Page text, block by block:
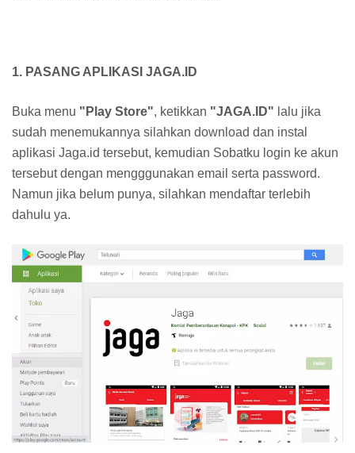
1. PASANG APLIKASI JAGA.ID
Buka menu "Play Store", ketikkan "JAGA.ID" lalu jika
sudah menemukannya silahkan download dan instal
aplikasi Jaga.id tersebut, kemudian Sobatku login ke akun
tersebut dengan mengggunakan email serta password.
Namun jika belum punya, silahkan mendaftar terlebih
dahulu ya.